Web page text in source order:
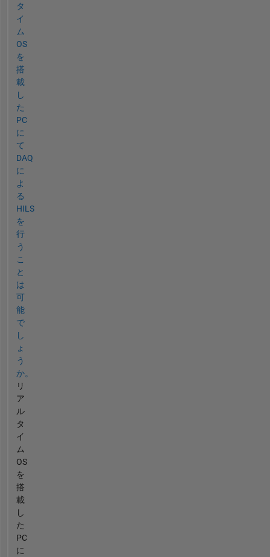
タ
イ
ム
OS
を
搭
載
し
た
PC
に
て
DAQ
に
よ
る
HILS
を
行
う
こ
と
は
可
能
で
し
ょ
う
か。
リ
ア
ル
タ
イ
ム
OS
を
搭
載
し
た
PC
に